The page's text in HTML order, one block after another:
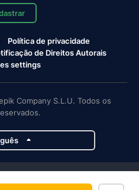
Política de privacidade
de Direitos Autorais
settings
Company S.L.U. Todos os